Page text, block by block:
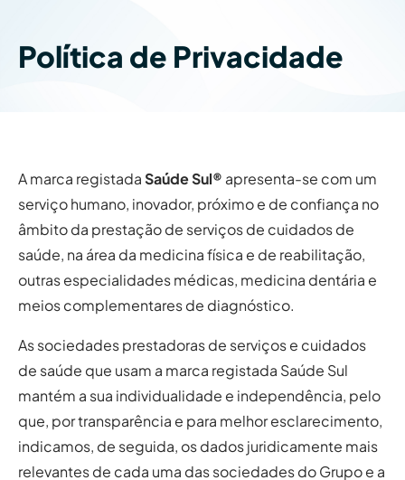
Política de Privacidade
A marca registadaSaúde Sul® apresenta-se com um
serviço humano, inovador, próximo e de confiança no
âmbito da prestação de serviços de cuidados de
saúde, na área da medicina física e de reabilitação,
outras especialidades médicas, medicina dentária e
meios complementares de diagnóstico.
As sociedades prestadoras de serviços e cuidados
de saúde que usam a marca registada Saúde Sul
mantém a sua individualidade e independência, pelo
que, por transparência e para melhor esclarecimento,
indicamos, de seguida, os dados juridicamente mais
relevantes de cada uma das sociedades do Grupo e a